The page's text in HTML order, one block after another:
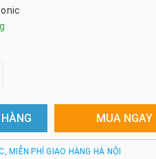
MUA NGAY
MIỄN PHÍ GIAO HÀNG HÀ NỘI